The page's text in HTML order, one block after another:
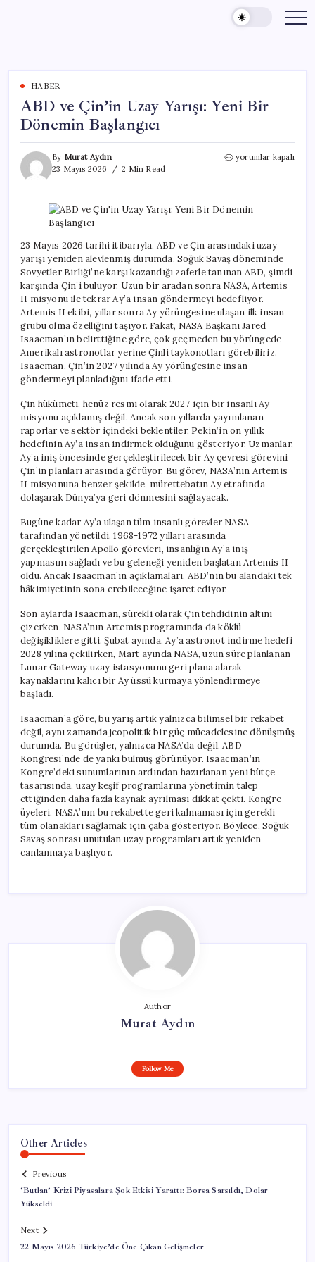
content
HABER
ABD ve Çin’in Uzay Yarışı: Yeni Bir
Dönemin Başlangıcı
By Murat Aydın
23 Mayıs 2026
2 Min Read
ABD
Yarışı:
Yeni
Dönemin
Başlangıcı
için
yorumlar kapalı
23 Mayıs 2026 tarihi itibarıyla, ABD ve Çin arasındaki uzay
yarışı yeniden alevlenmiş durumda. Soğuk Savaş döneminde
Sovyetler Birliği’ne karşı kazandığı zaferle tanınan ABD, şimdi
karşında Çin’i buluyor. Uzun bir aradan sonra NASA, Artemis
II misyonu ile tekrar Ay’a insan göndermeyi hedefliyor.
Artemis II ekibi, yıllar sonra Ay yörüngesine ulaşan ilk insan
grubu olma özelliğini taşıyor. Fakat, NASA Başkanı Jared
Isaacman’ın belirttiğine göre, çok geçmeden bu yörüngede
Amerikalı astronotlar yerine Çinli taykonotları görebiliriz.
Isaacman, Çin’in 2027 yılında Ay yörüngesine insan
göndermeyi planladığını ifade etti.
Çin hükümeti, henüz resmi olarak 2027 için bir insanlı Ay
misyonu açıklamış değil. Ancak son yıllarda yayımlanan
raporlar ve sektör içindeki beklentiler, Pekin’in on yıllık
hedefinin Ay’a insan indirmek olduğunu gösteriyor. Uzmanlar,
Ay’a iniş öncesinde gerçekleştirilecek bir Ay çevresi görevini
Çin’in planları arasında görüyor. Bu görev, NASA’nın Artemis
II misyonuna benzer şekilde, mürettebatın Ay etrafında
dolaşarak Dünya’ya geri dönmesini sağlayacak.
Bugüne kadar Ay’a ulaşan tüm insanlı görevler NASA
tarafından yönetildi. 1968-1972 yılları arasında
gerçekleştirilen Apollo görevleri, insanlığın Ay’a iniş
yapmasını sağladı ve bu geleneği yeniden başlatan Artemis II
oldu. Ancak Isaacman’ın açıklamaları, ABD’nin bu alandaki tek
hâkimiyetinin sona erebileceğine işaret ediyor.
Son aylarda Isaacman, sürekli olarak Çin tehdidinin altını
çizerken, NASA’nın Artemis programında da köklü
değişikliklere gitti. Şubat ayında, Ay’a astronot indirme hedefi
2028 yılına çekilirken, Mart ayında NASA, uzun süre planlanan
Lunar Gateway uzay istasyonunu geri plana alarak
kaynaklarını kalıcı bir Ay üssü kurmaya yönlendirmeye
başladı.
Isaacman’a göre, bu yarış artık yalnızca bilimsel bir rekabet
değil, aynı zamanda jeopolitik bir güç mücadelesine dönüşmüş
durumda. Bu görüşler, yalnızca NASA’da değil, ABD
Kongresi’nde de yankı bulmuş görünüyor. Isaacman’ın
Kongre’deki sunumlarının ardından hazırlanan yeni bütçe
tasarısında, uzay keşif programlarına yönetimin talep
ettiğinden daha fazla kaynak ayrılması dikkat çekti. Kongre
üyeleri, NASA’nın bu rekabette geri kalmaması için gerekli
tüm olanakları sağlamak için çaba gösteriyor. Böylece, Soğuk
Savaş sonrası unutulan uzay programları artık yeniden
canlanmaya başlıyor.
Author
Murat Aydın
Follow Me
Other Articles
Previous
‘Butlan’ Krizi Piyasalara Şok Etkisi Yarattı: Borsa Sarsıldı, Dolar
Yükseldi
Next
22 Mayıs 2026 Türkiye’de Öne Çıkan Gelişmeler